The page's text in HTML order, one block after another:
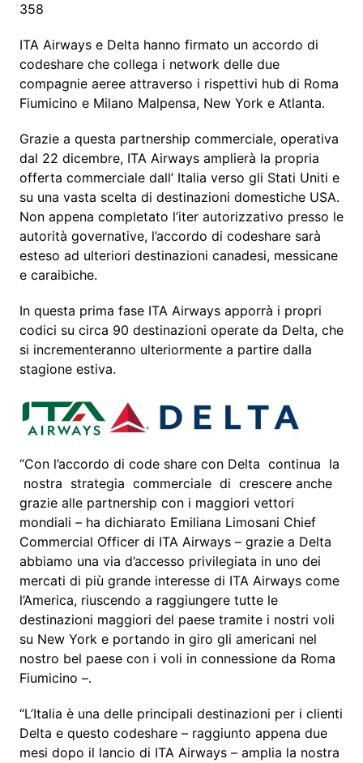
358
ITA Airways e Delta hanno firmato un accordo di
codeshare che collega i network delle due
compagnie aeree attraverso i rispettivi hub di Roma
Fiumicino e Milano Malpensa, New York e Atlanta.
Grazie a questa partnership commerciale, operativa
dal 22 dicembre, ITA Airways amplierà la propria
offerta commerciale dall’ Italia verso gli Stati Uniti e
su una vasta scelta di destinazioni domestiche USA.
Non appena completato l’iter autorizzativo presso le
autorità governative, l’accordo di codeshare sarà
esteso ad ulteriori destinazioni canadesi, messicane
e caraibiche.
In questa prima fase ITA Airways apporrà i propri
codici su circa 90 destinazioni operate da Delta, che
si incrementeranno ulteriormente a partire dalla
stagione estiva.
“Con l’accordo di code share con Delta continua la
nostra strategia commerciale di crescere anche
grazie alle partnership con i maggiori vettori
mondiali – ha dichiarato Emiliana Limosani Chief
Commercial Officer di ITA Airways – grazie a Delta
abbiamo una via d’accesso privilegiata in uno dei
mercati di più grande interesse di ITA Airways come
l’America, riuscendo a raggiungere tutte le
destinazioni maggiori del paese tramite i nostri voli
su New York e portando in giro gli americani nel
nostro bel paese con i voli in connessione da Roma
Fiumicino –.
“L’Italia è una delle principali destinazioni per i clienti
Delta e questo codeshare – raggiunto appena due
mesi dopo il lancio di ITA Airways – amplia la nostra